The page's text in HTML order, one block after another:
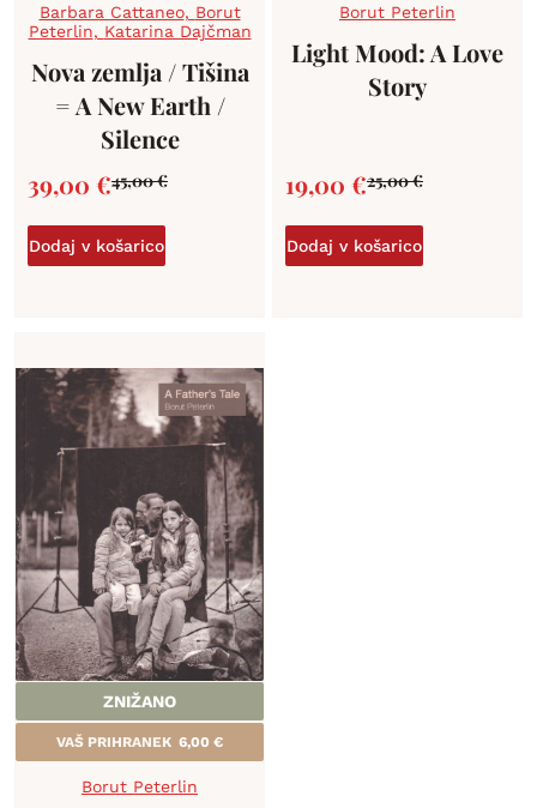
Barbara Cattaneo, Borut
Peterlin, Katarina Dajčman
Nova zemlja / Tišina
= A New Earth /
Silence
45,00€
39,00 €
Dodaj v košarico
Borut Peterlin
Light Mood: A Love
Story
25,00€
19,00 €
Dodaj v košarico
ZNIŽANO
VAŠ PRIHRANEK 6,00 €
Borut Peterlin